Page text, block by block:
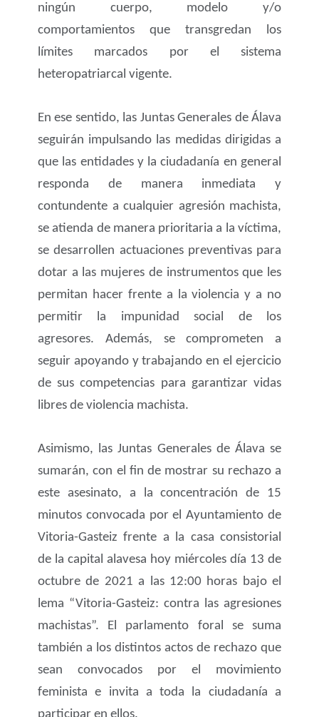
ningún cuerpo, modelo y/o
comportamientos que transgredan los
límites marcados por el sistema
heteropatriarcal vigente.
En ese sentido, las Juntas Generales de Álava
seguirán impulsando las medidas dirigidas a
que las entidades y la ciudadanía en general
responda de manera inmediata y
contundente a cualquier agresión machista,
se atienda de manera prioritaria a la víctima,
se desarrollen actuaciones preventivas para
dotar a las mujeres de instrumentos que les
permitan hacer frente a la violencia y a no
permitir la impunidad social de los
agresores. Además, se comprometen a
seguir apoyando y trabajando en el ejercicio
de sus competencias para garantizar vidas
libres de violencia machista.
Asimismo, las Juntas Generales de Álava se
sumarán, con el fin de mostrar su rechazo a
este asesinato, a la concentración de 15
minutos convocada por el Ayuntamiento de
Vitoria-Gasteiz frente a la casa consistorial
de la capital alavesa hoy miércoles día 13 de
octubre de 2021 a las 12:00 horas bajo el
lema “Vitoria-Gasteiz: contra las agresiones
machistas”. El parlamento foral se suma
también a los distintos actos de rechazo que
sean convocados por el movimiento
feminista e invita a toda la ciudadanía a